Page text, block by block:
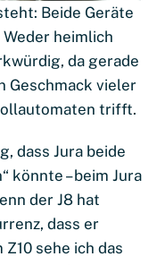
Beide Geräte
heimlich
da gerade
Geschmack vieler
trifft.
dass Jura beide
könnte – beim Jura
der J8 hat
dass er
sehe ich das